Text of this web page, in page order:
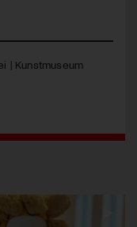
| Kunstmuseum